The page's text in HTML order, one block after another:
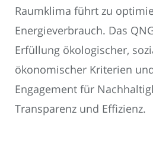
Raumklima führt zu
Energieverbrauch. Das
Erfüllung ökologischer,
ökonomischer Kriterien
Engagement für
Transparenz und Effizienz.